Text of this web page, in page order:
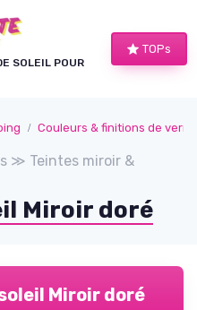
SOLEIL POUR
TOPs
Couleurs & finitions de verres
≫ Teintes miroir &
Miroir doré
Miroir doré